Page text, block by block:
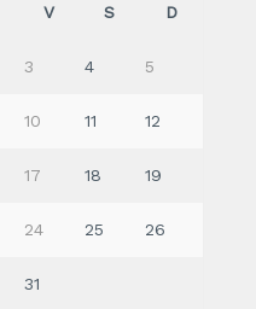
V S D
3 4 5
10 11 12
17 18 19
24 25 26
31